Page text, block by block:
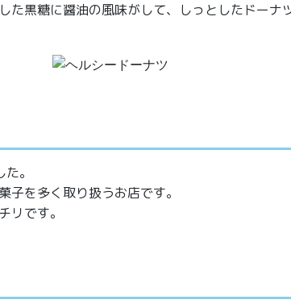
た黒糖に醤油の風味がして、しっとしたドーナ
。
子を多く取り扱うお店です。
リです。